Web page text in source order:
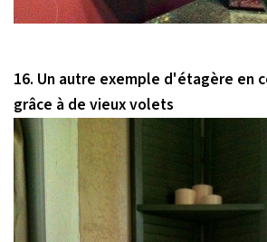
16. Un autre exemple d'étagère en
grâce à de vieux volets